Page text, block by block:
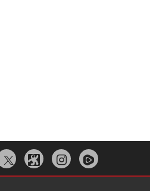
  